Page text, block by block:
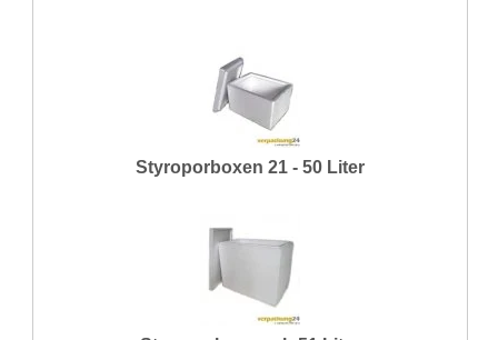
Styroporboxen 21 - 50 Liter